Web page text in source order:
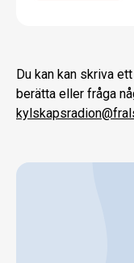
Du kan kan skriva
berätta eller fråga